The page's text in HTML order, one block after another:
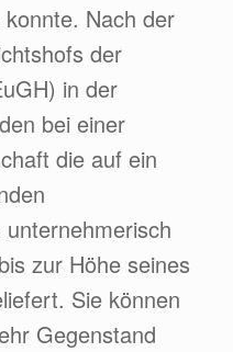
Nach der
der
in der
bei einer
die auf ein
zur Höhe seines
Sie können
Gegenstand